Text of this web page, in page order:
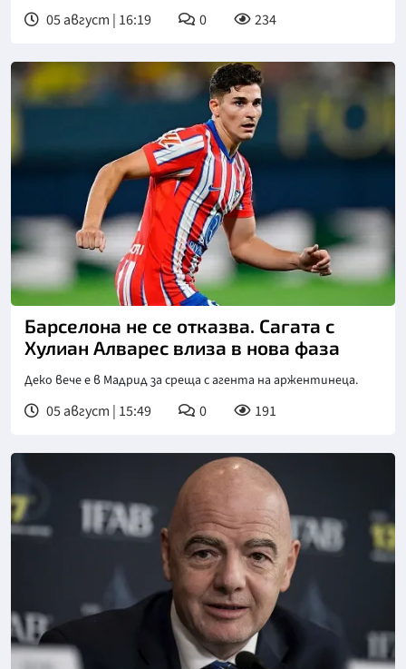
05 август | 16:19 0 234
Снимка: goggle
Барселона не се отказва. Сагата с
Хулиан Алварес влиза в нова фаза
Деко вече е в Мадрид за среща с агента на аржентинеца.
05 август | 15:49 0 191